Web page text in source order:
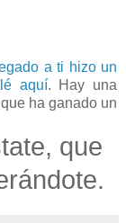
a ti hizo un
aquí. Hay una
ha ganado un
que